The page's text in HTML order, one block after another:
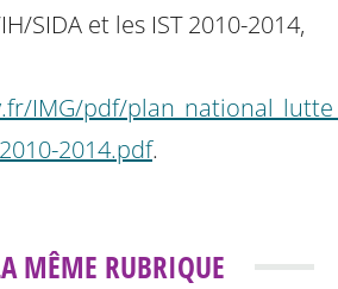
SIDA et les IST 2010-2014,
IMG/pdf/
2014.pdf.
MÊME RUBRIQUE